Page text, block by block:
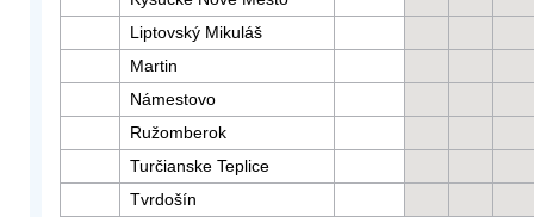
Liptovský Mikuláš
Martin
Námestovo
Ružomberok
Turčianske Teplice
Tvrdošín